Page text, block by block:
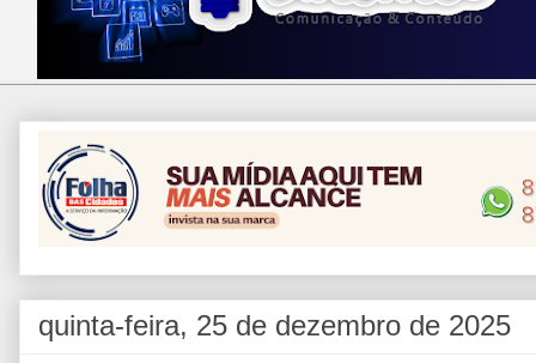
quinta-feira, 25 de dezembro de 2025